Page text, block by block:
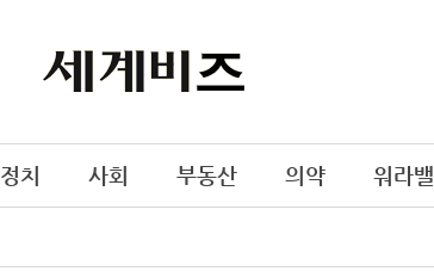
정치 사회 부동산 의약 워라밸